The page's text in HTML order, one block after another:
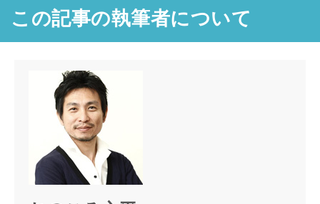
この記事の執筆者について